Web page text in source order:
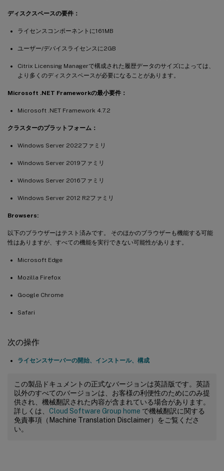
ディスクスペースの要件：
ライセンスコンポーネントに161MB
ユーザー/デバイスライセンスに2GB
Citrix Licensing Managerで構成された履歴データのサイズによっては、
より多くのディスクスペースが必要になることがあります。
Microsoft .NET Frameworkの最小要件：
Microsoft .NET Framework 4.7.2
クラスターのプラットフォーム：
Windows Server 2022ファミリ
Windows Server 2019ファミリ
Windows Server 2016ファミリ
Windows Server 2012 R2ファミリ
Browsers:
以下のブラウザーはテスト済みです。 そのほかのブラウザーも機能する可能
性はありますが、すべての機能を実行できない可能性があります。
Microsoft Edge
Mozilla Firefox
Google Chrome
Safari
次の操作
ライセンスサーバーの開始、インストール、構成
この製品ドキュメントの正式なバージョンは英語版です。英語
以外のすべてのバージョンは、お客様の利便性のためにのみ提
供され、機械翻訳された内容が含まれている場合があります。
詳しくは、 Cloud Software Group home で機械翻訳に関する
免責事項（Machine Translation Disclaimer）をご覧くださ
い。